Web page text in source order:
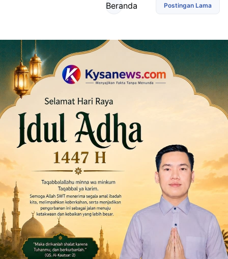
Postingan Lama
Beranda